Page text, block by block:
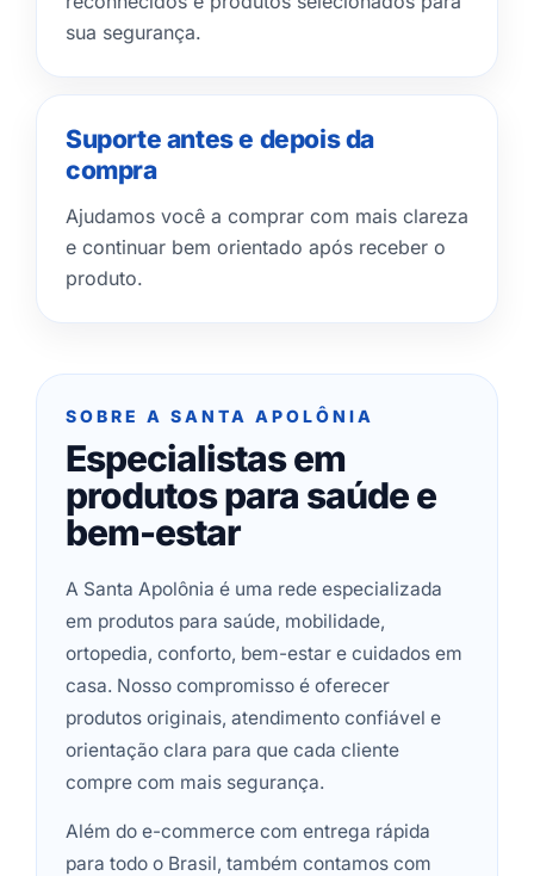
sua segurança.
Suporte antes e depois da
compra
Ajudamos você a comprar com mais clareza
e continuar bem orientado após receber o
produto.
SOBRE A SANTA APOLÔNIA
Especialistas em
produtos para saúde e
bem-estar
A Santa Apolônia é uma rede especializada
em produtos para saúde, mobilidade,
ortopedia, conforto, bem-estar e cuidados em
casa. Nosso compromisso é oferecer
produtos originais, atendimento confiável e
orientação clara para que cada cliente
compre com mais segurança.
Além do e-commerce com entrega rápida
para todo o Brasil, também contamos com